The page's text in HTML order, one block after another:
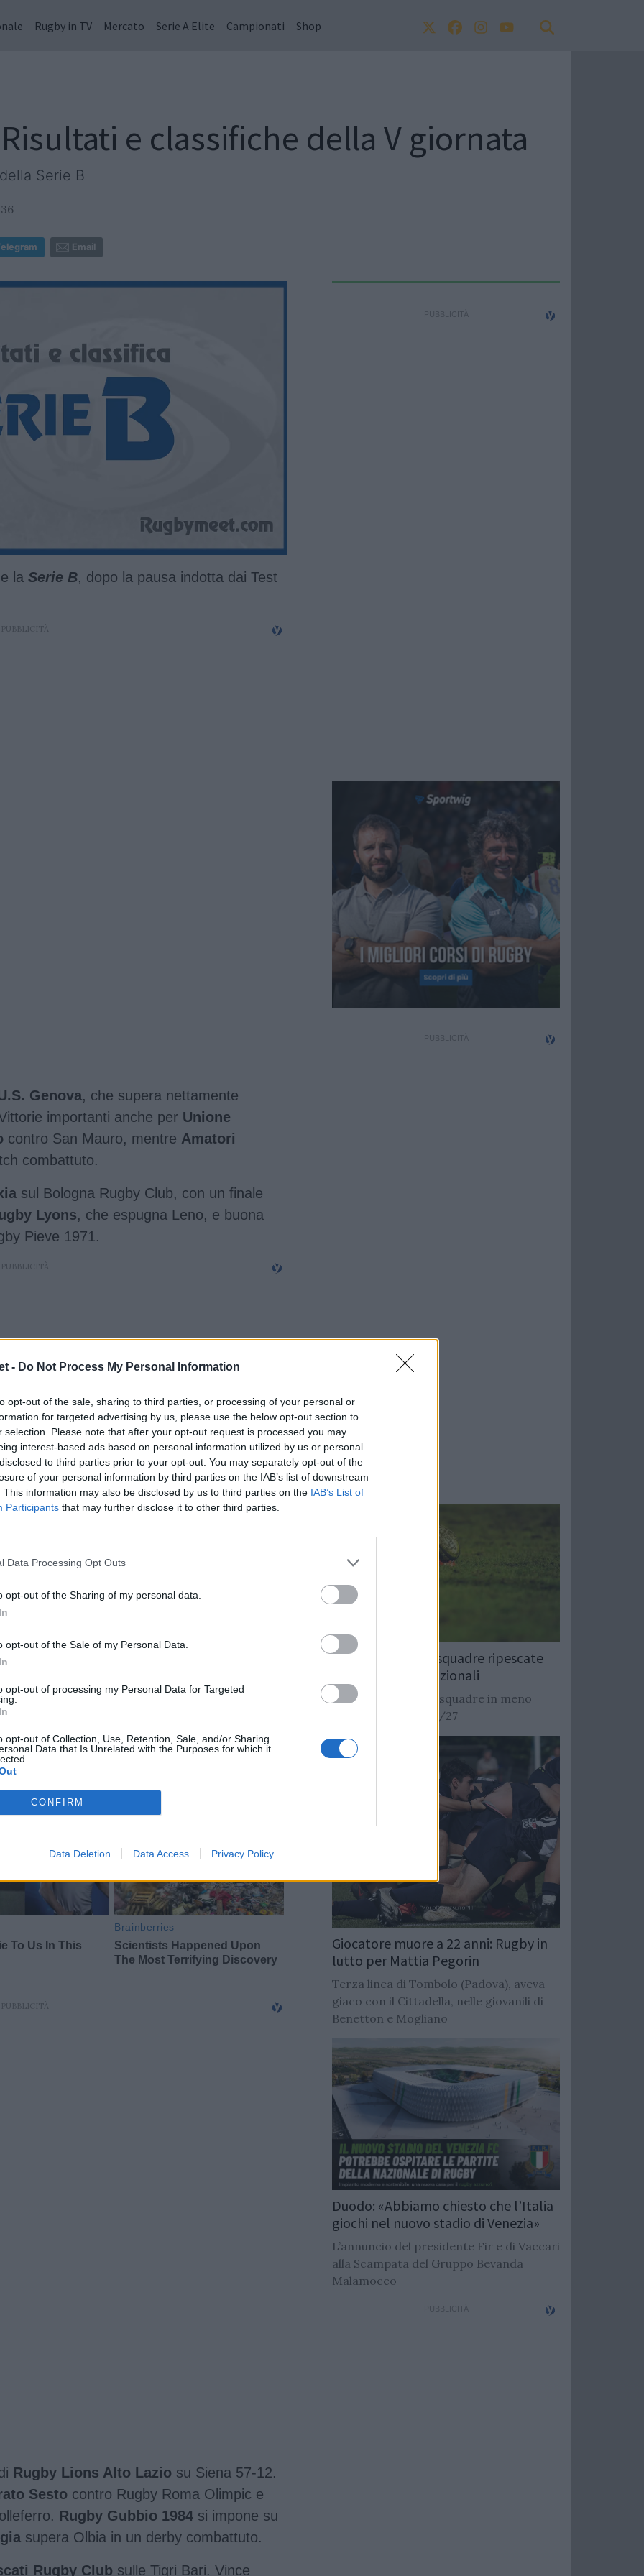
- Do Not Process My Personal Information
opt-out of the sale, sharing to third parties, or processing of your personal or
for targeted advertising by us, please use the below opt-out section to
selection. Please note that after your opt-out request is processed you may
interest-based ads based on personal information utilized by us or personal
to third parties prior to your opt-out. You may separately opt-out of the
of your personal information by third parties on the IAB’s list of downstream
This information may also be disclosed by us to third parties on the IAB’s List of
Participants that may further disclose it to other third parties.
Data Processing Opt Outs
opt-out of the Sharing of my personal data.
opt-out of the Sale of my Personal Data.
opt-out of processing my Personal Data for Targeted
opt-out of Collection, Use, Retention, Sale, and/or Sharing
Data that Is Unrelated with the Purposes for which it
CONFIRM
Data Deletion Data Access Privacy Policy
Rugby in TV Mercato Serie A Elite Campionati Shop
e classifiche della V giornata
Serie B
Email
la Serie B, dopo la pausa indotta dai Test
Genova, che supera nettamente
importanti anche per Unione
contro San Mauro, mentre Amatori
combattuto.
sul Bologna Rugby Club, con un finale
Lyons, che espugna Leno, e buona
Pieve 1971.
contro Rugby Trento con un largo 48-15.
e Castellana Rugby, deciso solo 18-
su Udine, mentre
Rugby Lions Alto Lazio su Siena 57-12.
Sesto contro Rugby Roma Olimpic e
Rugby Gubbio 1984 si impone su
supera Olbia in un derby combattuto.
Rugby Club sulle Tigri Bari. Vince
Rugby: Record di squadre ripescate
nei campionati nazionali
Si stimano oltre 20 squadre in meno
dalla stagione 2026/27
Giocatore muore a 22 anni: Rugby in
lutto per Mattia Pegorin
Terza linea di Tombolo (Padova), aveva
giaco con il Cittadella, nelle giovanili di
Benetton e Mogliano
Duodo: «Abbiamo chiesto che l’Italia
giochi nel nuovo stadio di Venezia»
L’annuncio del presidente Fir e di Vaccari
alla Scampata del Gruppo Bevanda
Malamocco